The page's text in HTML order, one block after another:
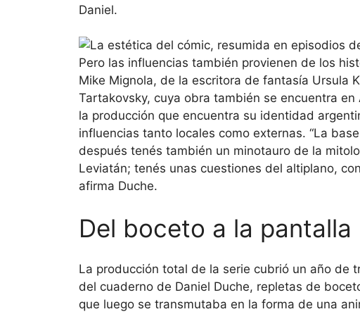
Daniel.
Pero las influencias también provienen de los
Mike Mignola, de la escritora de fantasía Ursula
Tartakovsky, cuya obra también se encuentra
la producción que encuentra su identidad
influencias tanto locales como externas. “La
después tenés también un minotauro de la
Leviatán; tenés unas cuestiones del altiplano,
afirma Duche.
Del boceto a la pantalla
La producción total de la serie cubrió un año de
del cuaderno de Daniel Duche, repletas de
que luego se transmutaba en la forma de una